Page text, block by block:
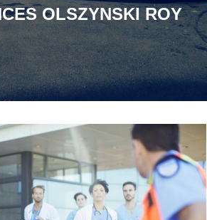
OLSZYNSKI ROY